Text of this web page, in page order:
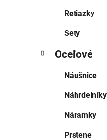
Retiazky
Sety
Oceľové
Náušnice
Náhrdelníky
Náramky
Prstene